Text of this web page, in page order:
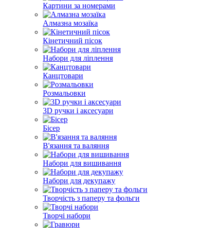
Картини за номерами
Алмазна мозаїка
Кінетичний пісок
Набори для ліплення
Канцтовари
Розмальовки
3D ручки і аксесуари
Бісер
В'язання та валяння
Набори для вишивання
Набори для декупажу
Творчість з паперу та фольги
Творчі набори